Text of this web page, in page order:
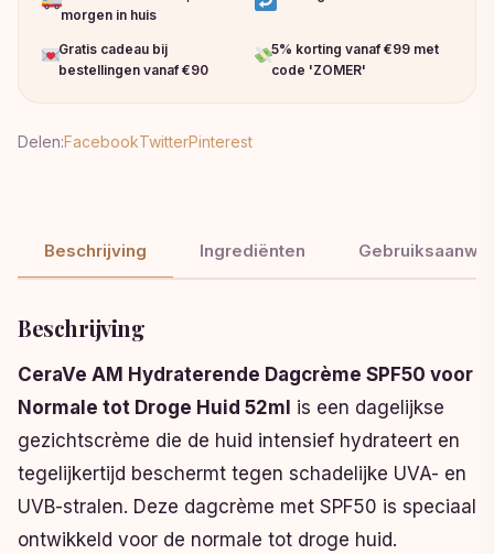
morgen in huis
Gratis cadeau bij
bestellingen vanaf €90
5% korting vanaf €99 met
code 'ZOMER'
Delen:FacebookTwitterPinterest
Beschrijving Ingrediënten
Beschrijving
CeraVe AM Hydraterende Dagcrème SPF50 voor
Normale tot Droge Huid 52ml is een dagelijkse
gezichtscrème die de huid intensief hydrateert en
tegelijkertijd beschermt tegen schadelijke UVA- en
UVB-stralen. Deze dagcrème met SPF50 is speciaal
ontwikkeld voor de normale tot droge huid.